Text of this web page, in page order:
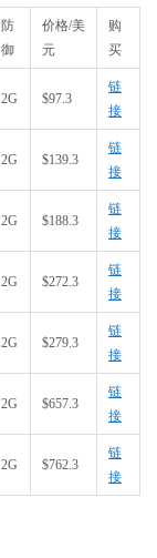
防
御
价格/美
元
购
买
2G $97.3
链
接
2G $139.3
链
接
2G $188.3
链
接
2G $272.3
链
接
2G $279.3
链
接
2G $657.3
链
接
2G $762.3
链
接